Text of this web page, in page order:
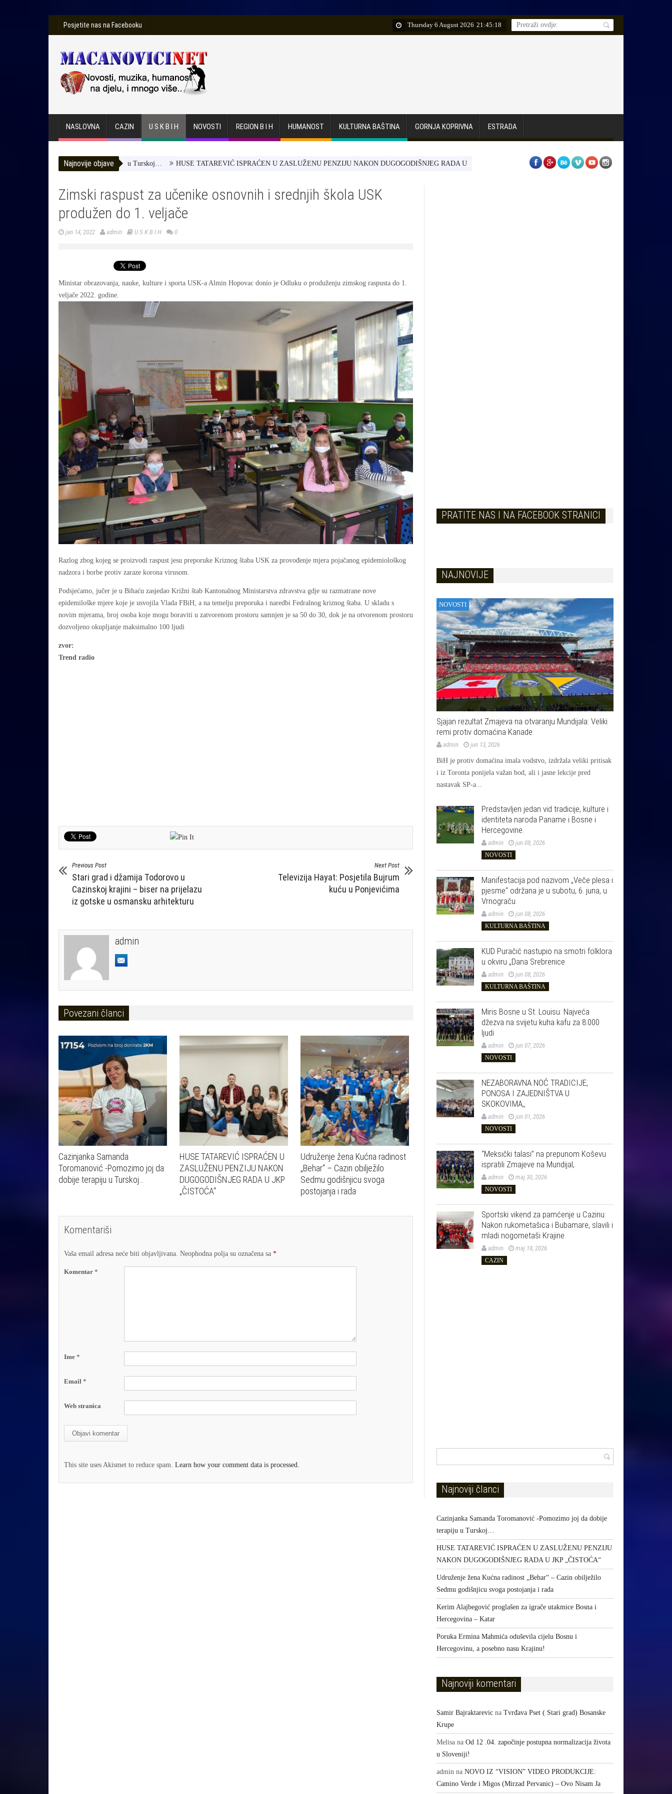
Posjetite nas na Facebooku Thursday 6 August 2026 21:45:19
NASLOVNA CAZIN U S K B I H NOVOSTI REGION B I H HUMANOST KULTURNA BAŠTINA GORNJA KOPRIVNA ESTRADA
Najnovije objave
-Pomozimo joj da dobije terapiju u Turskoj… HUSE TATAREVIĆ ISPRAĆEN U ZASLUŽENU PENZIJU NAKON DUGOGODIŠNJEG RADA U JKP „ČISTOĆA“ Udruženje žena Kućna radinost „Behar“ – Cazin
Zimski raspust za učenike osnovnih i srednjih škola USK
produžen do 1. veljače
jan 14, 2022 admin U S K B I H 0
Ministar obrazovanja, nauke, kulture i sporta USK-a Almin Hopovac donio je Odluku o produženju zimskog raspusta do 1.
veljače 2022. godine.
Razlog zbog kojeg se proizvodi raspust jesu preporuke Kriznog štaba USK za provođenje mjera pojačanog epidemiološkog
nadzora i borbe protiv zaraze korona virusom.
Podsjećamo, jučer je u Bihaću zasjedao Križni štab Kantonalnog Ministarstva zdravstva gdje su razmatrane nove
epidemiloške mjere koje je usvojila Vlada FBiH, a na temelju preporuka i naredbi Fedralnog kriznog štaba. U skladu s
novim mjerama, broj osoba koje mogu boraviti u zatvorenom prostoru samnjen je sa 50 do 30, dok je na otvorenom prostoru
dozvoljeno okupljanje maksimalno 100 ljudi
zvor:
Trend radio
Previous Post
Stari grad i džamija Todorovo u
Cazinskoj krajini – biser na prijelazu
iz gotske u osmansku arhitekturu
Next Post
Televizija Hayat: Posjetila Bujrum
kuću u Ponjevićima
admin
Povezani članci
Cazinjanka Samanda
Toromanović -Pomozimo joj da
dobije terapiju u Turskoj…
HUSE TATAREVIĆ ISPRAĆEN U
ZASLUŽENU PENZIJU NAKON
DUGOGODIŠNJEG RADA U JKP
„ČISTOĆA“
Udruženje žena Kućna radinost
„Behar“ – Cazin obilježilo
Sedmu godišnjicu svoga
postojanja i rada
Komentariši
Vaša email adresa neće biti objavljivana. Neophodna polja su označena sa *
Komentar *
Ime *
Email *
Web stranica
This site uses Akismet to reduce spam. Learn how your comment data is processed.
PRATITE NAS I NA FACEBOOK STRANICI
NAJNOVIJE
NOVOSTI
Sjajan rezultat Zmajeva na otvaranju Mundijala: Veliki
remi protiv domaćina Kanade
admin jun 13, 2026
BiH je protiv domaćina imala vodstvo, izdržala veliki pritisak
i iz Toronta ponijela važan bod, ali i jasne lekcije pred
nastavak SP-a...
Predstavljen jedan vid tradicije, kulture i
identiteta naroda Paname i Bosne i
Hercegovine.
admin jun 08, 2026
NOVOSTI
Manifestacija pod nazivom „Veče plesa i
pjesme“ održana je u subotu, 6. juna, u
Vrnograču
admin jun 08, 2026
KULTURNA BAŠTINA
KUD Puračić nastupio na smotri folklora
u okviru „Dana Srebrenice
admin jun 08, 2026
KULTURNA BAŠTINA
Miris Bosne u St. Louisu: Najveća
džezva na svijetu kuha kafu za 8.000
ljudi
admin jun 07, 2026
NOVOSTI
NEZABORAVNA NOĆ TRADICIJE,
PONOSA I ZAJEDNIŠTVA U
SKOKOVIMA,,
admin jun 01, 2026
NOVOSTI
“Meksički talasi” na prepunom Koševu
ispratili Zmajeve na Mundijal,
admin maj 30, 2026
NOVOSTI
Sportski vikend za pamćenje u Cazinu:
Nakon rukometašica i Bubamare, slavili i
mladi nogometaši Krajine
admin maj 18, 2026
CAZIN
Najnoviji članci
Cazinjanka Samanda Toromanović -Pomozimo joj da dobije
terapiju u Turskoj…
HUSE TATAREVIĆ ISPRAĆEN U ZASLUŽENU PENZIJU
NAKON DUGOGODIŠNJEG RADA U JKP „ČISTOĆA“
Udruženje žena Kućna radinost „Behar“ – Cazin obilježilo
Sedmu godišnjicu svoga postojanja i rada
Kerim Alajbegović proglašen za igrače utakmice Bosna i
Hercegovina – Katar
Poruka Ermina Mahmića oduševila cijelu Bosnu i
Hercegovinu, a posebno nasu Krajinu!
Najnoviji komentari
Samir Bajraktarevicna Tvrđava Pset ( Stari grad) Bosanske
Krupe
Melisana Od 12 .04. započinje postupna normalizacija života
u Sloveniji!
adminna NOVO IZ “VISION” VIDEO PRODUKCIJE:
Camino Verde i Migos (Mirzad Pervanic) – Ovo Nisam Ja